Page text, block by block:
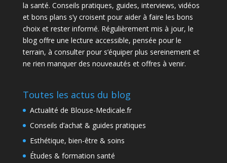
la santé. Conseils pratiques, guides, interviews, vidéos
et bons plans s’y croisent pour aider à faire les bons
choix et rester informé. Régulièrement mis à jour, le
blog offre une lecture accessible, pensée pour le
terrain, à consulter pour s’équiper plus sereinement et
ne rien manquer des nouveautés et offres à venir.
Toutes les actus du blog
Actualité de Blouse-Medicale.fr
Conseils d’achat & guides pratiques
Esthétique, bien-être & soins
Études & formation santé